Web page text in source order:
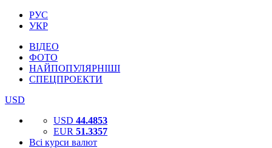
РУС
УКР
ВІДЕО
ФОТО
НАЙПОПУЛЯРНІШІ
СПЕЦПРОЕКТИ
USD
USD 44.4853
EUR 51.3357
Всі курси валют